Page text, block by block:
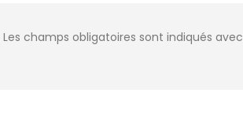
Les champs obligatoires sont indiqués avec